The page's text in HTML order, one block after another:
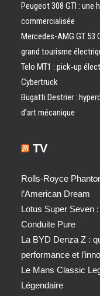
Peugeot 308 GTI : une
commercialisée
Mercedes-AMG GT 53
grand tourisme
Telo MT1 : pick‑up
Cybertruck
Bugatti Destrier :
d’art mécanique
TV
Rolls-Royce
l’American Dream
Lotus Super Seven
Conduite Pure
La BYD Denza Z :
performance et
Le Mans Classic
Légendaire